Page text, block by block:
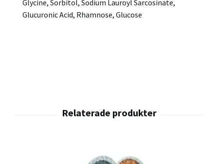
Glycine, Sorbitol, Sodium Lauroyl Sarcosinate,
Glucuronic Acid, Rhamnose, Glucose